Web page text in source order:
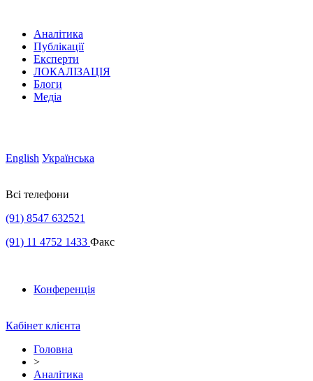
Аналітика
Публікації
Експерти
ЛОКАЛІЗАЦІЯ
Блоги
Медіа
English Українська
Всі телефони
(91) 8547 632521
(91) 11 4752 1433 Факс
Конференція
Кабінет клієнта
Головна
>
Аналітика